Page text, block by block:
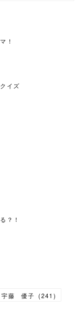
！
イズ
？！
宇藤 優子 (241 )